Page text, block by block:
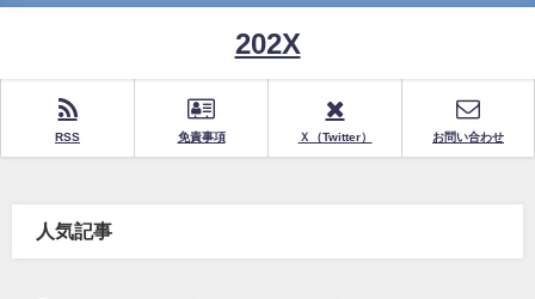
202X
RSS 免責事項 Ｘ（Twitter） お問い合わせ
人気記事